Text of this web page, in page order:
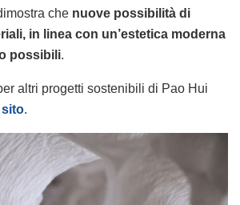
che nuove possibilità di
in linea con un’estetica moderna
possibili.
altri progetti sostenibili di Pao Hui
sito.